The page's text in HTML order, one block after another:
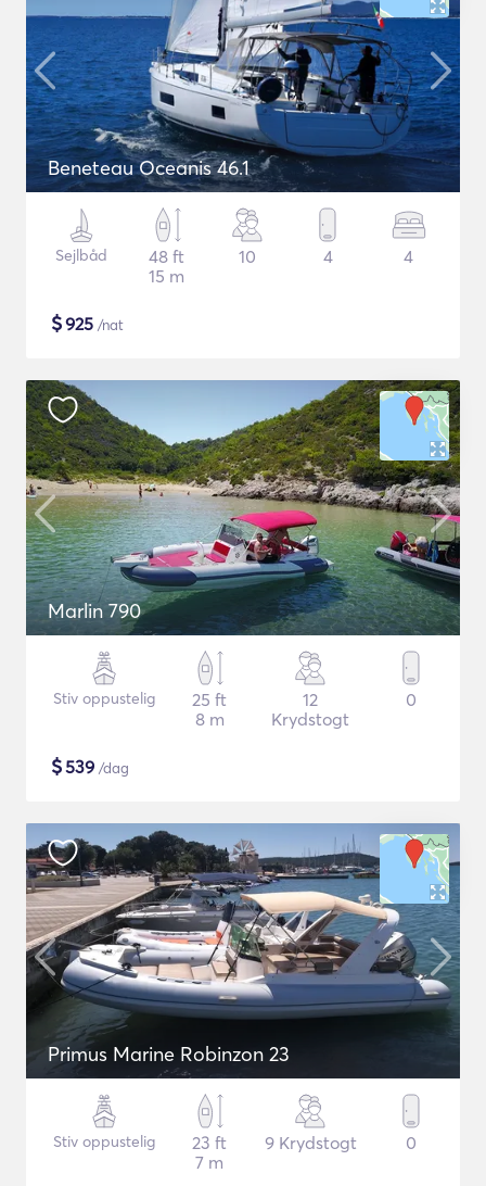
Beneteau Oceanis 46.1
Sejlbåd
48 ft
15 m
10 4 4
$925 /nat
Marlin 790
Stiv oppustelig
25 ft
8 m
12
Krydstogt
0
$539 /dag
Primus Marine Robinzon 23
Stiv oppustelig
23 ft
7 m
9 Krydstogt 0